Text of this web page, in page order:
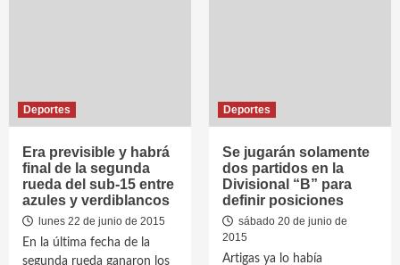
Deportes
Era previsible y habrá
final de la segunda
rueda del sub-15 entre
azules y verdiblancos
lunes 22 de junio de 2015
En la última fecha de la
segunda rueda ganaron los
Deportes
Se jugarán solamente
dos partidos en la
Divisional “B” para
definir posiciones
sábado 20 de junio de
2015
Artigas ya lo había